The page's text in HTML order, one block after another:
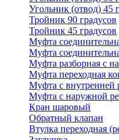
Угольник (отвод) 45
Тройник 90 градусов
Тройник 45 градусов
Муфта
Муфта
Муфта разборная с
Муфта переходная
Муфта с внутренней
Муфта с наружной
Кран шаровый
Обратный клапан
Втулка переходная